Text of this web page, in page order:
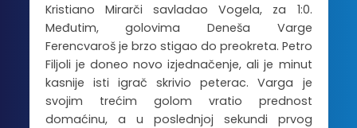
Kristiano Mirarči savladao Vogela, za 1:0.
Međutim, golovima Deneša Varge
Ferencvaroš je brzo stigao do preokreta. Petro
Filjoli je doneo novo izjednačenje, ali je minut
kasnije isti igrač skrivio peterac. Varga je
svojim trećim golom vratio prednost
domaćinu, a u poslednjoj sekundi prvog